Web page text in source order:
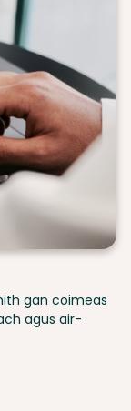
gan coimeas
agus air-